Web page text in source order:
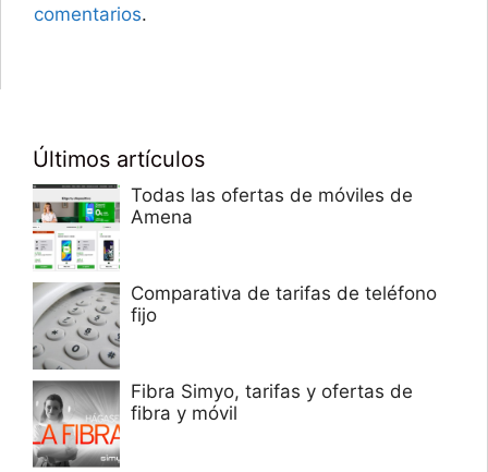
comentarios.
Últimos artículos
Todas las ofertas de móviles de
Amena
Comparativa de tarifas de teléfono
fijo
Fibra Simyo, tarifas y ofertas de
fibra y móvil